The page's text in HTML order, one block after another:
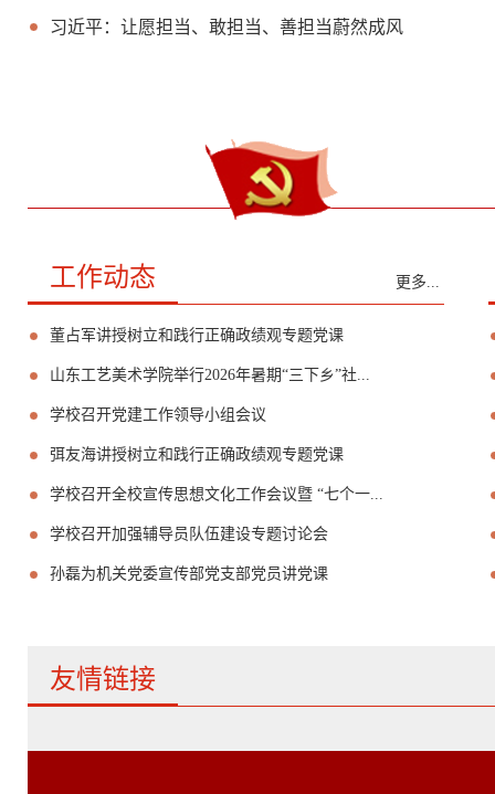
习近平：让愿担当、敢担当、善担当蔚然成风
工作动态 更多...
董占军讲授树立和践行正确政绩观专题党课
山东工艺美术学院举行2026年暑期“三下乡”社...
学校召开党建工作领导小组会议
弭友海讲授树立和践行正确政绩观专题党课
学校召开全校宣传思想文化工作会议暨 “七个一...
学校召开加强辅导员队伍建设专题讨论会
孙磊为机关党委宣传部党支部党员讲党课
友情链接